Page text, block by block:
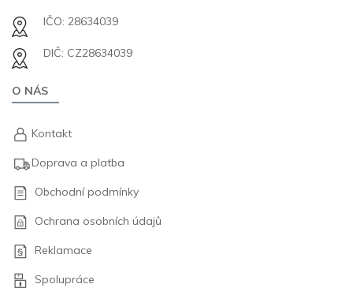
IČO: 28634039
DIČ: CZ28634039
O NÁS
Kontakt
Doprava a platba
Obchodní podmínky
Ochrana osobních údajů
Reklamace
Spolupráce